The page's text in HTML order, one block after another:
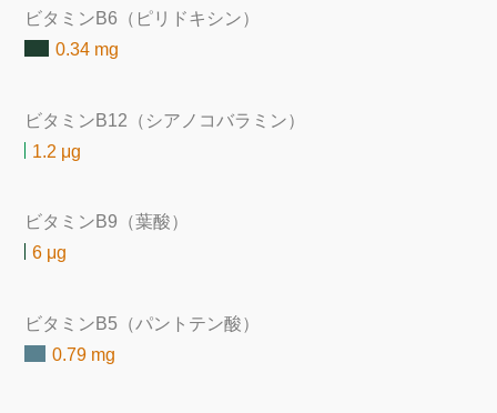
ビタミンB6（ピリドキシン）
0.34 mg
ビタミンB12（シアノコバラミン）
1.2 μg
ビタミンB9（葉酸）
6 μg
ビタミンB5（パントテン酸）
0.79 mg